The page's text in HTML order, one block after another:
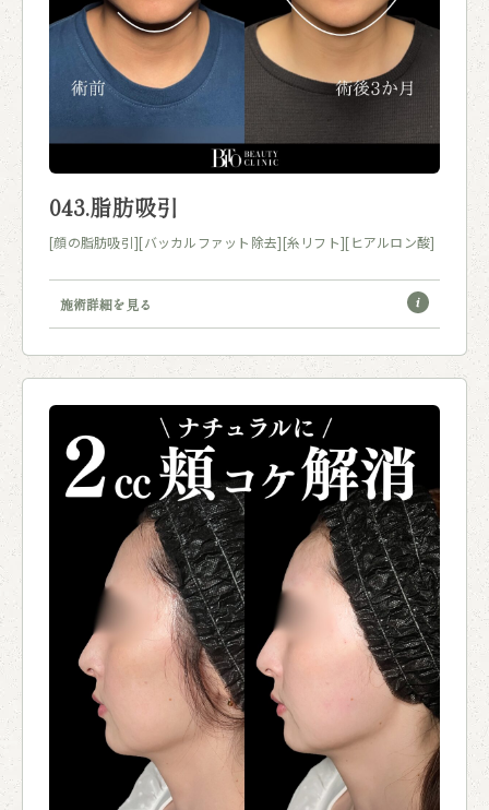
043.脂肪吸引
[顔の脂肪吸引][バッカルファット除去][糸リフト][ヒアルロン酸]
施術詳細を見る